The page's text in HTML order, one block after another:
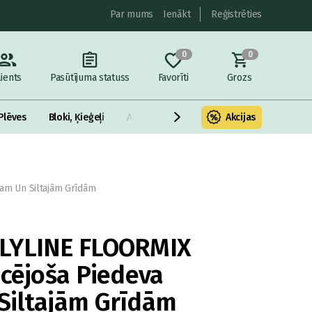
Par mums Ienākt Reģistrēties
Pasūtījuma statuss
0
Favorīti
0
Grozs
Bloki, Ķieģeļi Armatūra un metāls Fasādes
Akcijas
Un Siltajām Grīdām
FLOORMIX
Piedeva
Grīdām